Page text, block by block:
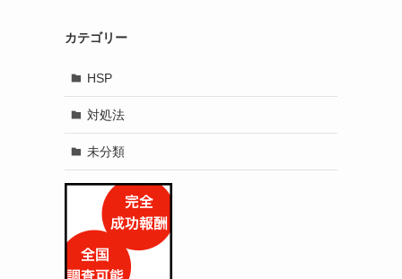
カテゴリー
HSP
対処法
未分類